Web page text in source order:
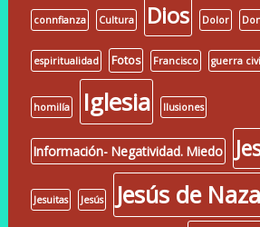
connfianza Cultura Dios Dolor
espiritualidad Fotos Francisco guerra
homilía Iglesia Ilusiones
Información- Negatividad. Miedo
Jesuitas Jesús Jesús de